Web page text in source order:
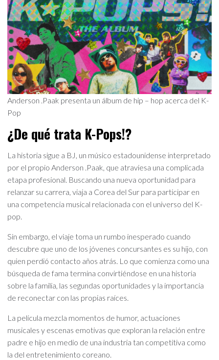
Anderson .Paak presenta un álbum de hip – hop acerca del K-
Pop
¿De qué trata K-Pops!?
La historia sigue a BJ, un músico estadounidense interpretado
por el propio Anderson .Paak, que atraviesa una complicada
etapa profesional. Buscando una nueva oportunidad para
relanzar su carrera, viaja a Corea del Sur para participar en
una competencia musical relacionada con el universo del K-
pop.
Sin embargo, el viaje toma un rumbo inesperado cuando
descubre que uno de los jóvenes concursantes es su hijo, con
quien perdió contacto años atrás. Lo que comienza como una
búsqueda de fama termina convirtiéndose en una historia
sobre la familia, las segundas oportunidades y la importancia
de reconectar con las propias raíces.
La película mezcla momentos de humor, actuaciones
musicales y escenas emotivas que exploran la relación entre
padre e hijo en medio de una industria tan competitiva como
la del entretenimiento coreano.